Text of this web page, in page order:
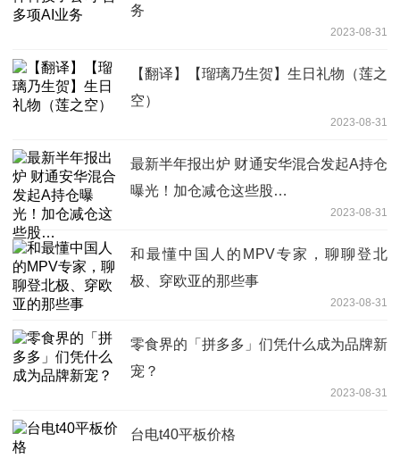
务
2023-08-31
【翻译】【瑠璃乃生贺】生日礼物（莲之
空）
2023-08-31
最新半年报出炉 财通安华混合发起A持仓
曝光！加仓减仓这些股…
2023-08-31
和最懂中国人的MPV专家，聊聊登北
极、穿欧亚的那些事
2023-08-31
零食界的「拼多多」们凭什么成为品牌新
宠？
2023-08-31
台电t40平板价格